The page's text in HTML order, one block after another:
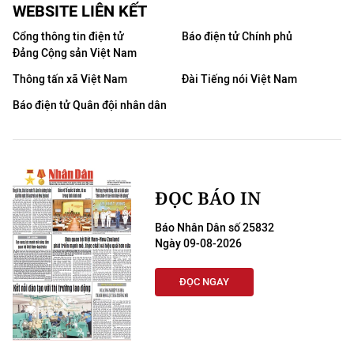
WEBSITE LIÊN KẾT
Cổng thông tin điện tử
Đảng Cộng sản Việt Nam
Báo điện tử Chính phủ
Thông tấn xã Việt Nam
Đài Tiếng nói Việt Nam
Báo điện tử Quân đội nhân dân
ĐỌC BÁO IN
Báo Nhân Dân số 25832
Ngày 09-08-2026
ĐỌC NGAY